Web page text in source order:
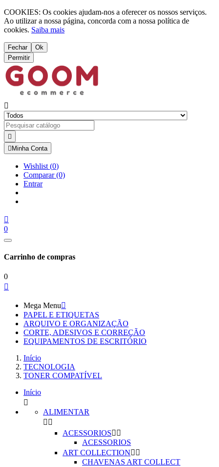
COOKIES: Os cookies ajudam-nos a oferecer os nossos serviços.
Ao utilizar a nossa página, concorda com a nossa política de
cookies. Saiba mais
Fechar
Ok
Permitir


 Minha Conta
Wishlist (0)
Comparar(0)
Entrar

0
Carrinho de compras
0

Mega Menu
PAPEL E ETIQUETAS
ARQUIVO E ORGANIZAÇÃO
CORTE, ADESIVOS E CORREÇÃO
EQUIPAMENTOS DE ESCRITÓRIO
Início
TECNOLOGIA
TONER COMPATÍVEL
Início

ALIMENTAR
 
ACESSORIOS 
ACESSORIOS
ART COLLECTION 
CHAVENAS ART COLLECT